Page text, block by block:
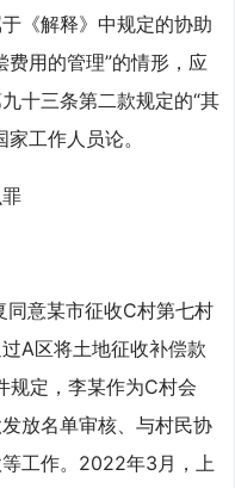
《解释》中规定的协助
费用的管理”的情形，应
十三条第二款规定的“其
工作人员论。
意某市征收C村第七村
A区将土地征收补偿款
规定，李某作为C村会
放名单审核、与村民协
工作。2022年3月，上